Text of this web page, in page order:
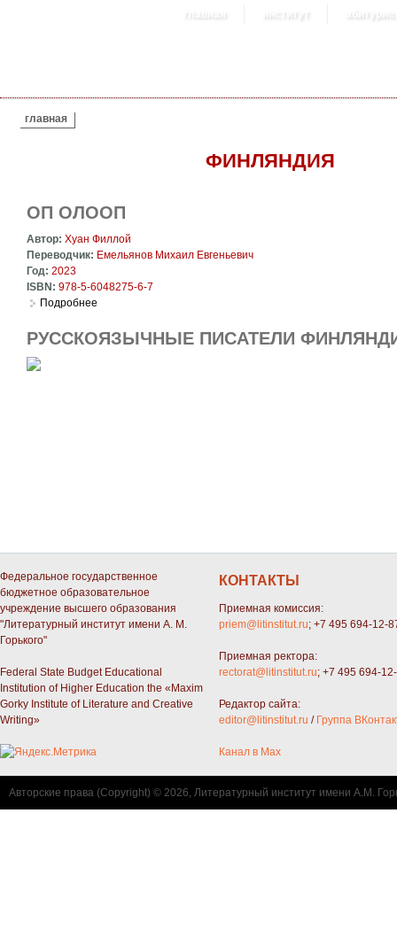
главная институт
ВЫ ЗДЕСЬ
главная
ФИНЛЯНДИЯ
ОП ОЛООП
Автор: Хуан Филлой
Переводчик: Емельянов Михаил Евгеньевич
Год: 2023
ISBN: 978-5-6048275-6-7
Подробнее
РУССКОЯЗЫЧНЫЕ ПИСАТЕЛИ
Федеральное государственное
бюджетное образовательное
учреждение высшего образования
"Литературный институт имени А. М.
Горького"
Federal State Budget Educational
Institution of Higher Education the «Maxim
Gorky Institute of Literature and Creative
Writing»
КОНТАКТЫ
Приемная комиссия:
priem@litinstitut.ru; +7 495 694-12-
Приемная ректора:
rectorat@litinstitut.ru; +7 495 694-
Редактор сайта:
editor@litinstitut.ru / Группа
Канал в Max
Авторские права (Copyright) © 2026, Литературный институт имени А.М.